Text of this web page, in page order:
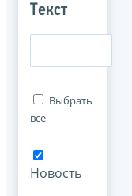
Текст
Выбрать
все
Новость